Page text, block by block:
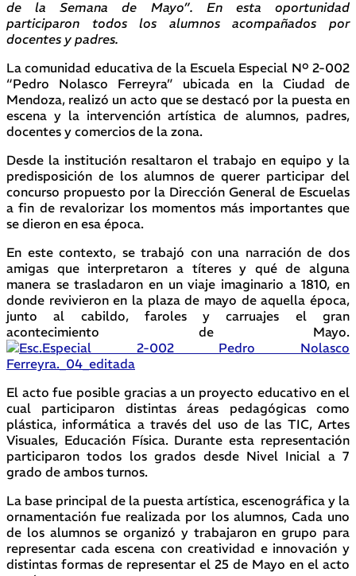
de la Semana de Mayo”. En esta oportunidad
participaron todos los alumnos acompañados por
docentes y padres.
La comunidad educativa de la Escuela Especial Nº 2-002
“Pedro Nolasco Ferreyra” ubicada en la Ciudad de
Mendoza, realizó un acto que se destacó por la puesta en
escena y la intervención artística de alumnos, padres,
docentes y comercios de la zona.
Desde la institución resaltaron el trabajo en equipo y la
predisposición de los alumnos de querer participar del
concurso propuesto por la Dirección General de Escuelas
a fin de revalorizar los momentos más importantes que
se dieron en esa época.
En este contexto, se trabajó con una narración de dos
amigas que interpretaron a títeres y qué de alguna
manera se trasladaron en un viaje imaginario a 1810, en
donde revivieron en la plaza de mayo de aquella época,
junto al cabildo, faroles y carruajes el gran
acontecimiento de Mayo.
El acto fue posible gracias a un proyecto educativo en el
cual participaron distintas áreas pedagógicas como
plástica, informática a través del uso de las TIC, Artes
Visuales, Educación Física. Durante esta representación
participaron todos los grados desde Nivel Inicial a 7
grado de ambos turnos.
La base principal de la puesta artística, escenográfica y la
ornamentación fue realizada por los alumnos, Cada uno
de los alumnos se organizó y trabajaron en grupo para
representar cada escena con creatividad e innovación y
distintas formas de representar el 25 de Mayo en el acto